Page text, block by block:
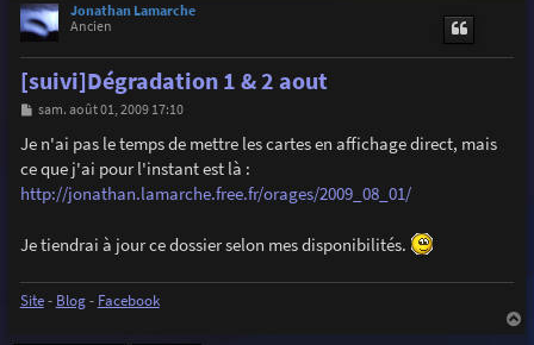
Jonathan Lamarche
Ancien
[suivi]Dégradation 1 & 2 aout
M
s
s
a
g
e
sam. août 01, 2009 17:10
Je n'ai pas le temps de mettre les cartes en affichage direct, mais
ce que j'ai pour l'instant est là :
http://jonathan.lamarche.free.fr/orages/2009_08_01/
Je tiendrai à jour ce dossier selon mes disponibilités.
Site- Blog- Facebook